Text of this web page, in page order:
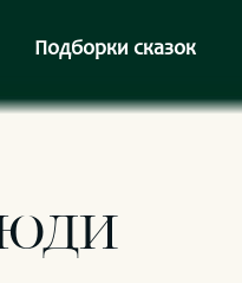
Подборки сказок